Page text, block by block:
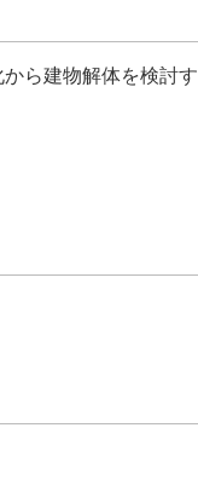
ら建物解体を検討す